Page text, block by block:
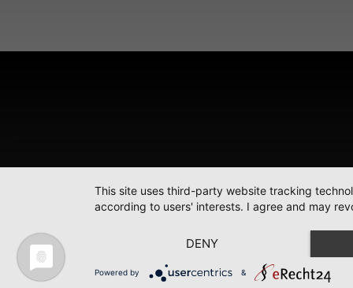
This site uses third-party website tracking
according to users' interests. I agree and may
DENY
Powered by &